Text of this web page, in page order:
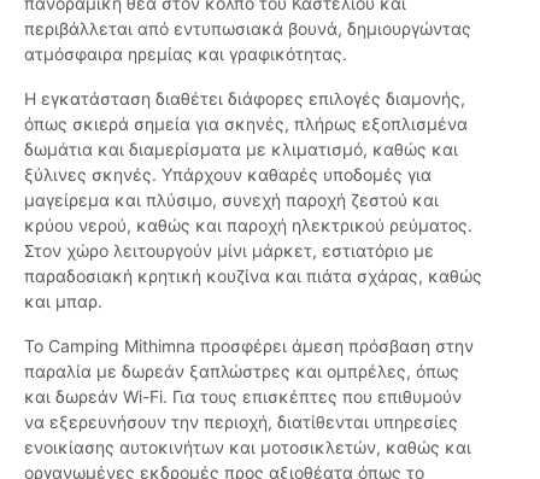
περιβάλλεται από εντυπωσιακά βουνά, δημιουργώντας
ατμόσφαιρα ηρεμίας και γραφικότητας.
Η εγκατάσταση διαθέτει διάφορες επιλογές διαμονής,
όπως σκιερά σημεία για σκηνές, πλήρως εξοπλισμένα
δωμάτια και διαμερίσματα με κλιματισμό, καθώς και
ξύλινες σκηνές. Υπάρχουν καθαρές υποδομές για
μαγείρεμα και πλύσιμο, συνεχή παροχή ζεστού και
κρύου νερού, καθώς και παροχή ηλεκτρικού ρεύματος.
Στον χώρο λειτουργούν μίνι μάρκετ, εστιατόριο με
παραδοσιακή κρητική κουζίνα και πιάτα σχάρας, καθώς
και μπαρ.
Το Camping Mithimna προσφέρει άμεση πρόσβαση στην
παραλία με δωρεάν ξαπλώστρες και ομπρέλες, όπως
και δωρεάν Wi-Fi. Για τους επισκέπτες που επιθυμούν
να εξερευνήσουν την περιοχή, διατίθενται υπηρεσίες
ενοικίασης αυτοκινήτων και μοτοσικλετών, καθώς και
οργανωμένες εκδρομές προς αξιοθέατα όπως το